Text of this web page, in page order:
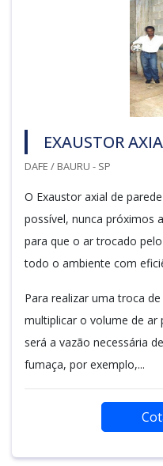
EXAUSTOR
DAFE / BAURU - SP
O Exaustor axial de
possível, nunca próximos
para que o ar trocado
todo o ambiente com
Para realizar uma troca
multiplicar o volume de
será a vazão necessária
fumaça, por exemplo,...